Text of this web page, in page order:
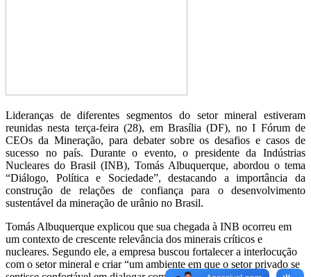
Lideranças de diferentes segmentos do setor mineral estiveram
reunidas nesta terça-feira (28), em Brasília (DF), no I Fórum de
CEOs da Mineração, para debater sobre os desafios e casos de
sucesso no país. Durante o evento, o presidente da Indústrias
Nucleares do Brasil (INB), Tomás Albuquerque, abordou o tema
“Diálogo, Política e Sociedade”, destacando a importância da
construção de relações de confiança para o desenvolvimento
sustentável da mineração de urânio no Brasil.
Tomás Albuquerque explicou que sua chegada à INB ocorreu em
um contexto de crescente relevância dos minerais críticos e
nucleares. Segundo ele, a empresa buscou fortalecer a interlocução
com o setor mineral e criar “um ambiente em que o setor privado se